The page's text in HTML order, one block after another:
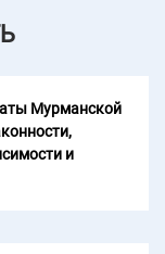
Мурманской
и